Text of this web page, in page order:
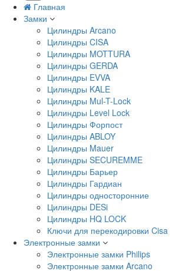
Главная
Замки
Цилиндры Arcano
Цилиндры CISA
Цилиндры MOTTURA
Цилиндры GERDA
Цилиндры EVVA
Цилиндры KALE
Цилиндры Mul-T-Lock
Цилиндры Level Lock
Цилиндры Форпост
Цилиндры ABLOY
Цилиндры Mauer
Цилиндры SECUREMME
Цилиндры Барьер
Цилиндры Гардиан
Цилиндры односторонние
Цилиндры DESi
Цилиндры HQ LOCK
Ключи для перекодировки Cisa
Электронные замки
Электронные замки Philips
Электронные замки Arcano